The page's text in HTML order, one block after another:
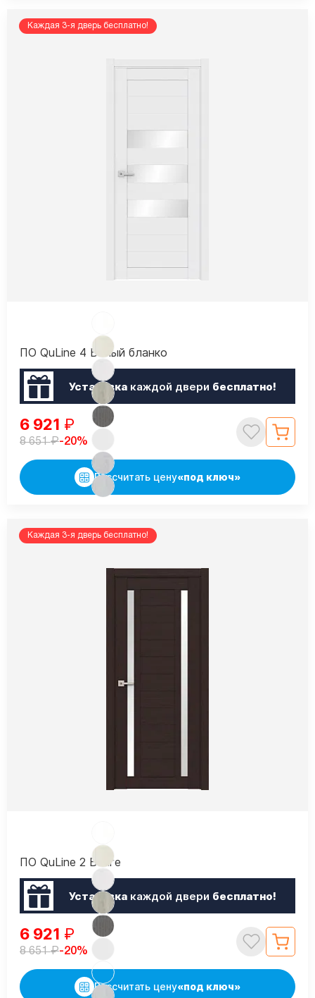
Каждая 3-я дверь бесплатно!
ПО QuLine 4 Белый бланко
Установкакаждой двери бесплатно!
6 921 ₽
8 651₽-20%
Рассчитать цену«под ключ»
Каждая 3-я дверь бесплатно!
ПО QuLine 2 Венге
Установкакаждой двери бесплатно!
6 921 ₽
8 651₽-20%
Рассчитать цену«под ключ»